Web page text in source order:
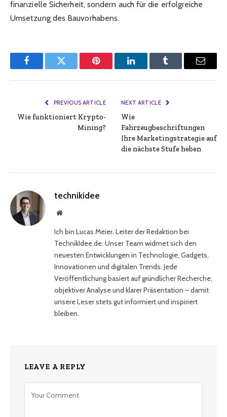
finanzielle Sicherheit, sondern auch für die erfolgreiche
Umsetzung des Bauvorhabens.
FacebookTwitter Pinterest LinkedInTumblr Email
PREVIOUS ARTICLE
Wie funktioniert Krypto-
Mining?
NEXT ARTICLE
Wie
Fahrzeugbeschriftungen
Ihre Marketingstrategie auf
die nächste Stufe heben
technikidee
Website
Ich bin Lucas Meier, Leiter der Redaktion bei
TechnikIdee.de. Unser Team widmet sich den
neuesten Entwicklungen in Technologie, Gadgets,
Innovationen und digitalen Trends. Jede
Veröffentlichung basiert auf gründlicher Recherche,
objektiver Analyse und klarer Präsentation – damit
unsere Leser stets gut informiert und inspiriert
bleiben.
LEAVE A REPLY